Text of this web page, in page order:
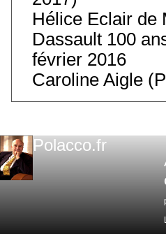
Hélice Eclair de
Dassault 100
février 2016
Caroline Aigle
Polacco.fr